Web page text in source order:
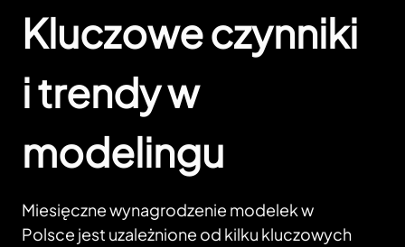
Kluczowe czynniki
i trendy w
modelingu
Miesięczne wynagrodzenie modelek w
Polsce jest uzależnione od kilku kluczowych